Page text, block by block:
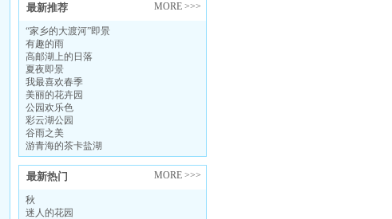
最新推荐 MORE >>>
“家乡的大渡河”即景
有趣的雨
高邮湖上的日落
夏夜即景
我最喜欢春季
美丽的花卉园
公园欢乐色
彩云湖公园
谷雨之美
游青海的茶卡盐湖
最新热门 MORE >>>
秋
迷人的花园